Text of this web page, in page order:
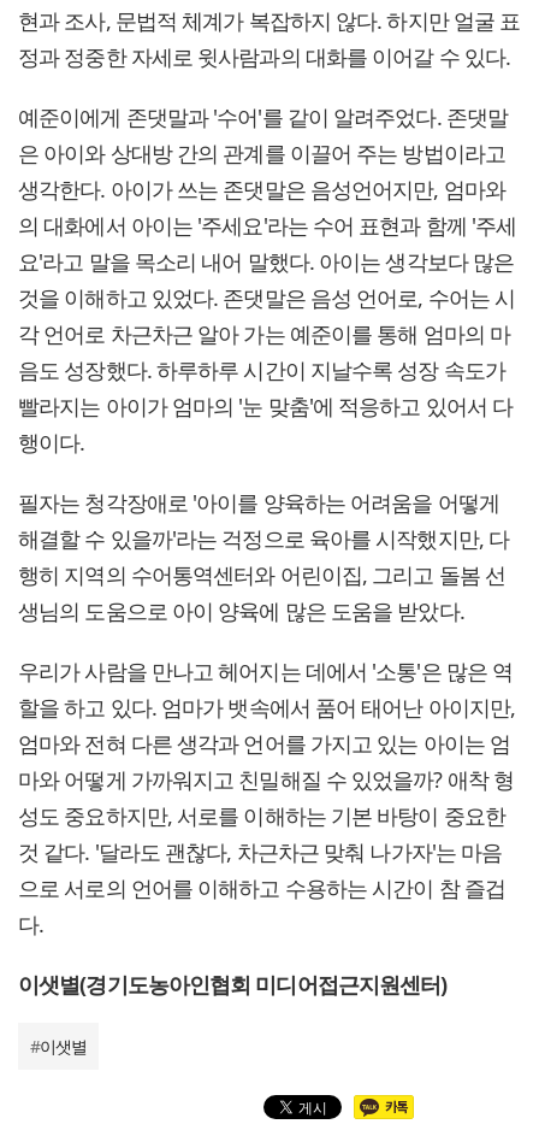
현과 조사, 문법적 체계가 복잡하지 않다. 하지만 얼굴 표
정과 정중한 자세로 윗사람과의 대화를 이어갈 수 있다.
예준이에게 존댓말과 '수어'를 같이 알려주었다. 존댓말
은 아이와 상대방 간의 관계를 이끌어 주는 방법이라고
생각한다. 아이가 쓰는 존댓말은 음성언어지만, 엄마와
의 대화에서 아이는 '주세요'라는 수어 표현과 함께 '주세
요'라고 말을 목소리 내어 말했다. 아이는 생각보다 많은
것을 이해하고 있었다. 존댓말은 음성 언어로, 수어는 시
각 언어로 차근차근 알아 가는 예준이를 통해 엄마의 마
음도 성장했다. 하루하루 시간이 지날수록 성장 속도가
빨라지는 아이가 엄마의 '눈 맞춤'에 적응하고 있어서 다
행이다.
필자는 청각장애로 '아이를 양육하는 어려움을 어떻게
해결할 수 있을까'라는 걱정으로 육아를 시작했지만, 다
행히 지역의 수어통역센터와 어린이집, 그리고 돌봄 선
생님의 도움으로 아이 양육에 많은 도움을 받았다.
우리가 사람을 만나고 헤어지는 데에서 '소통'은 많은 역
할을 하고 있다. 엄마가 뱃속에서 품어 태어난 아이지만,
엄마와 전혀 다른 생각과 언어를 가지고 있는 아이는 엄
마와 어떻게 가까워지고 친밀해질 수 있었을까? 애착 형
성도 중요하지만, 서로를 이해하는 기본 바탕이 중요한
것 같다. '달라도 괜찮다, 차근차근 맞춰 나가자'는 마음
으로 서로의 언어를 이해하고 수용하는 시간이 참 즐겁
다.
이샛별(경기도농아인협회 미디어접근지원센터)
#이샛별